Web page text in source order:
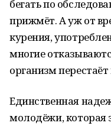
бегать по
прижмёт. А уж от
курения,
многие
организм
Единственная
молодёжи, которая